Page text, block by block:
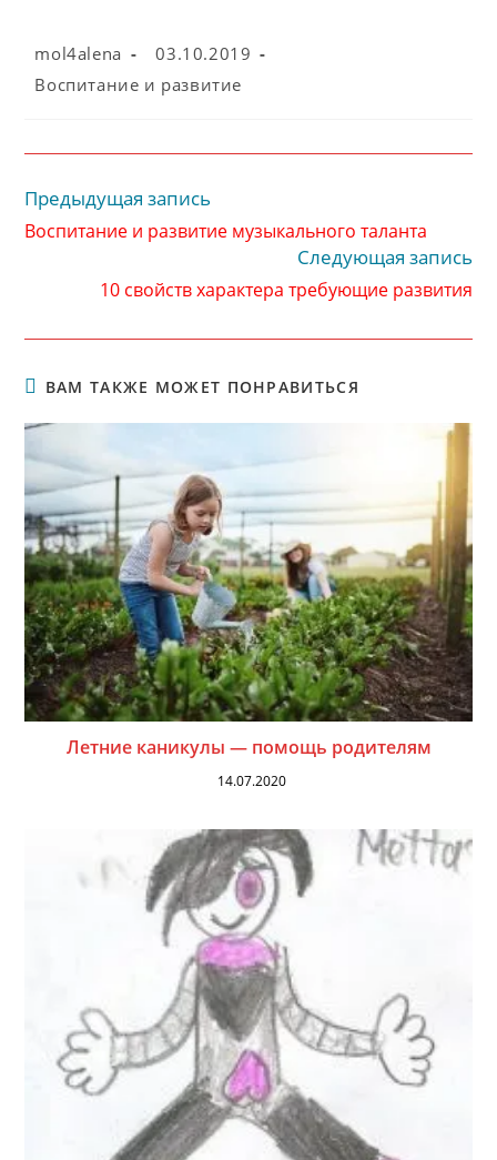
Автор
mol4alena
Запись
03.10.2019
Рубрика
Воспитание и развитие
Читать
статьи
Предыдущая запись
Воспитание и развитие музыкального таланта
Следующая запись
10 свойств характера требующие развития
ВАМ ТАКЖЕ МОЖЕТ ПОНРАВИТЬСЯ
Летние каникулы — помощь родителям
14.07.2020